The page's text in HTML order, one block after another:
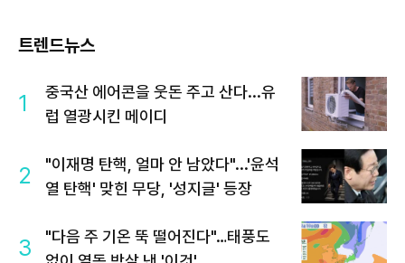
트렌드뉴스
1
중국산 에어콘을 웃돈 주고 산다...유
럽 열광시킨 메이디
2
"이재명 탄핵, 얼마 안 남았다"...'윤석
열 탄핵' 맞힌 무당, '성지글' 등장
3
"다음 주 기온 뚝 떨어진다"…태풍도